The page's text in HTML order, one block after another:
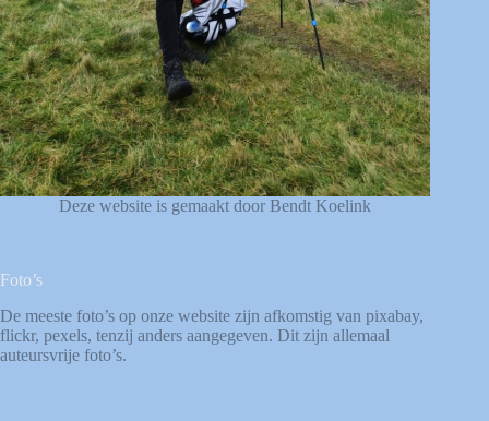
Deze website is gemaakt door Bendt Koelink
Foto’s
De meeste foto’s op onze website zijn afkomstig van pixabay,
flickr, pexels, tenzij anders aangegeven. Dit zijn allemaal
auteursvrije foto’s.